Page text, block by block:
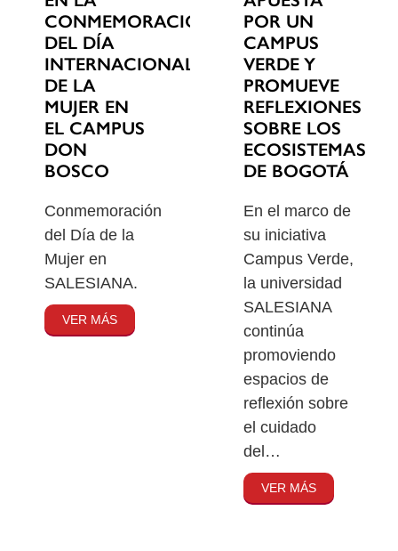
CONMEMORACIÓN
DEL DÍA
INTERNACIONAL
DE LA
MUJER EN
EL CAMPUS
DON
BOSCO
Conmemoración
del Día de la
Mujer en
SALESIANA.
VER MÁS
POR UN
CAMPUS
VERDE Y
PROMUEVE
REFLEXIONES
SOBRE LOS
ECOSISTEMAS
DE BOGOTÁ
En el marco de
su iniciativa
Campus Verde,
la universidad
SALESIANA
continúa
promoviendo
espacios de
reflexión sobre
el cuidado
del…
VER MÁS